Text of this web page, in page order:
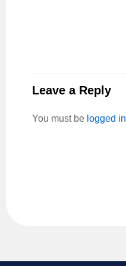
Leave a Reply
You must be logged in